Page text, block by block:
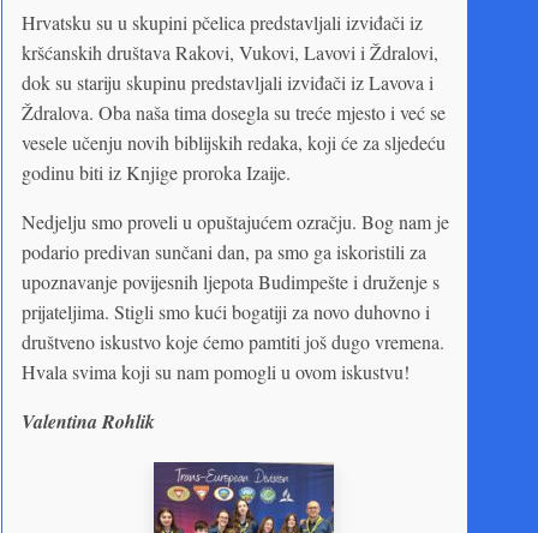
Hrvatsku su u skupini pčelica predstavljali izviđači iz
kršćanskih društava Rakovi, Vukovi, Lavovi i Ždralovi,
dok su stariju skupinu predstavljali izviđači iz Lavova i
Ždralova. Oba naša tima dosegla su treće mjesto i već se
vesele učenju novih biblijskih redaka, koji će za sljedeću
godinu biti iz Knjige proroka Izaije.
Nedjelju smo proveli u opuštajućem ozračju. Bog nam je
podario predivan sunčani dan, pa smo ga iskoristili za
upoznavanje povijesnih ljepota Budimpešte i druženje s
prijateljima. Stigli smo kući bogatiji za novo duhovno i
društveno iskustvo koje ćemo pamtiti još dugo vremena.
Hvala svima koji su nam pomogli u ovom iskustvu!
Valentina Rohlik